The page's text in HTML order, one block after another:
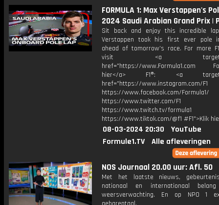
FORMULA 1: Max Verstappen's
2024 Saudi Arabian Grand Prix |
Sit back and enjoy this incredible
Verstappen took his first ever pole
ahead of tomorrow’s race. For more
visit <a
href="https://www.Formula1.com
hier</a> F1®: <a
href="https://www.instagram.com/F1
https://www.facebook.com/Formula1/
https://www.twitter.com/F1
https://www.twitch.tv/formula1
https://www.tiktok.com/@f1 #F1">Klik
08-03-2024 20:30
YouTube
Formule1.TV
Alle afleveringen
NOS Journaal 20.00 uur: Afl. 50
Met het laatste nieuws,
nationaal en internationaal
weersverwachting. En op NPO 1